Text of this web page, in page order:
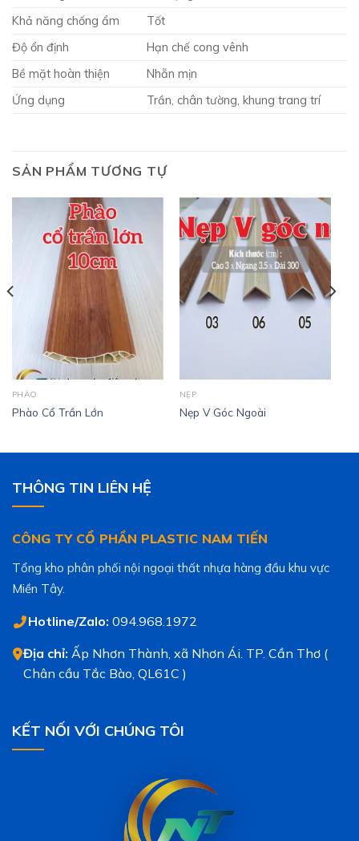
Khả năng chống ẩm
Tốt
Độ ổn định
Hạn chế cong vênh
Bề mặt hoàn thiện
Nhẵn mịn
Ứng dụng
Trần, chân tường, khung trang trí
SẢN PHẨM TƯƠNG TỰ
PHÀO
Phào Cổ Trần Lớn
NẸP
Nẹp V Góc Ngoài
THÔNG TIN LIÊN HỆ
CÔNG TY CỔ PHẦN PLASTIC NAM TIẾN
Tổng kho phân phối nội ngoại thất nhựa hàng đầu khu vực
Miền Tây.
Hotline/Zalo: 094.968.1972
Địa chỉ: Ấp Nhơn Thành, xã Nhơn Ái. TP. Cần Thơ (
Chân cầu Tắc Bào, QL61C )
KẾT NỐI VỚI CHÚNG TÔI